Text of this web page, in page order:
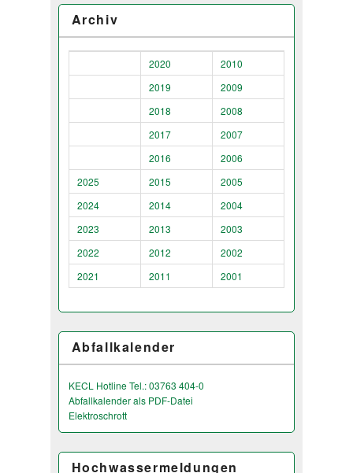
Archiv
2020
2010
2019
2009
2018
2008
2017
2007
2016
2006
2025
2015
2005
2024
2014
2004
2023
2013
2003
2022
2012
2002
2021
2011 2001
Abfallkalender
KECL Hotline Tel.: 03763 404-0
Abfallkalender als PDF-Datei
Elektroschrott
Hochwassermeldungen